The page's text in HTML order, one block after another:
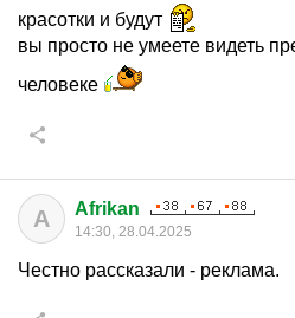
красотки и будут
вы просто не умеете видеть
человеке
A Afrikan
14:30, 28.04.2025
Честно рассказали - реклама.